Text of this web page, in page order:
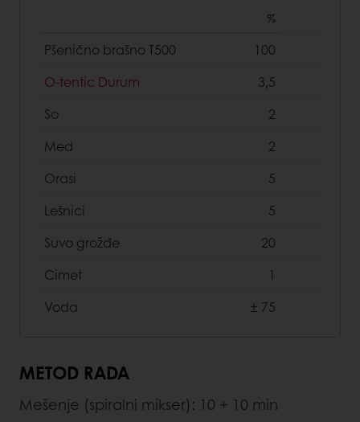
%
Pšenično brašno T500
100
O-tentic Durum
3,5
So
2
Med
2
Orasi
5
Lešnici
5
Suvo grožđe
20
Cimet
1
Voda
± 75
METOD RADA
Mešenje (spiralni mikser): 10 + 10 min